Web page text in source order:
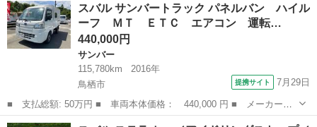
ＧＴ－Ｓアイサイト 禁煙車 ＳＴＩフルエアロ 純正ＳＤナビ バ
ックカメ...
スバル サンバートラック パネルバン ハイル
ーフ ＭＴ ＥＴＣ エアコン 運転…
440,000円
サンバー
115,780km
2016年
鳥栖市
提携サイト 7月29日
■ 支払総額: 50万円 ■ 車両本体価格： 440,000 円 ■ メーカー
名： スバル ■ 車種名： サンバートラック ■ グレード名： パ
佐賀 鳥栖市